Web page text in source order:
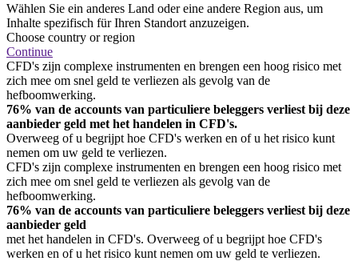
Wählen Sie ein anderes Land oder eine andere Region aus, um
Inhalte spezifisch für Ihren Standort anzuzeigen.
Choose country or region
Continue
CFD's zijn complexe instrumenten en brengen een hoog risico met
zich mee om snel geld te verliezen als gevolg van de
hefboomwerking.
76% van de accounts van particuliere beleggers verliest bij deze
aanbieder geld met het handelen in CFD's.
Overweeg of u begrijpt hoe CFD's werken en of u het risico kunt
nemen om uw geld te verliezen.
CFD's zijn complexe instrumenten en brengen een hoog risico met
zich mee om snel geld te verliezen als gevolg van de
hefboomwerking.
76% van de accounts van particuliere beleggers verliest bij deze
aanbieder geld
met het handelen in CFD's. Overweeg of u begrijpt hoe CFD's
werken en of u het risico kunt nemen om uw geld te verliezen.